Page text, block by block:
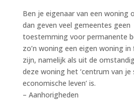
Ben je eigenaar van een woning
dan geven veel gemeentes geen
toestemming voor permanente
zo’n woning een eigen woning in
zijn, namelijk als uit de
deze woning het ‘centrum van je
economische leven’ is.
– Aanhorigheden